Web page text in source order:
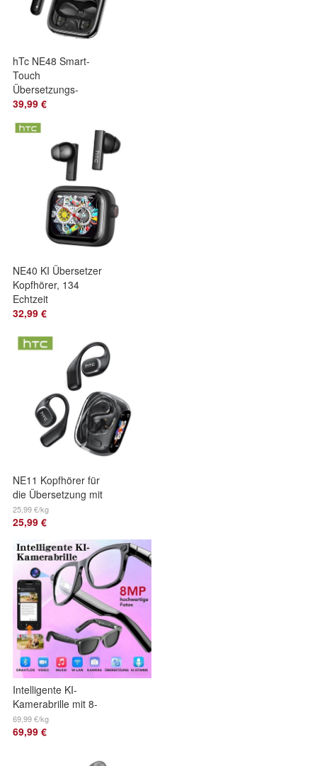
hTc NE48 Smart-
Touch
Übersetzungs-
Kopfhörer mit
Echtzeit-
Übersetzung
39,99 €
NE40 KI Übersetzer
Kopfhörer, 134
Echtzeit
Sprachübersetzer
32,99 €
NE11 Kopfhörer für
die Übersetzung mit
Bluetooth 6,0, it
Übersetzungs-App
25,99 €/kg
25,99 €
Intelligente KI-
Kamerabrille mit 8-
MP-photochromen
Gläsern, Touch-
69,99 €/kg
69,99 €